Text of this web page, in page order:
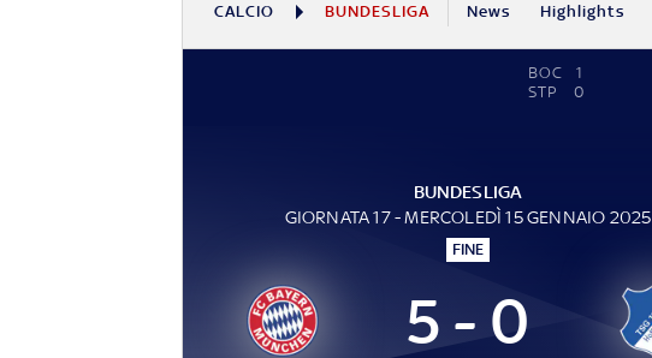
CALCIO BUNDESLIGA News Highlights
BOC
1
STP
0
BUNDESLIGA
GIORNATA 17 - MERCOLEDÌ 15 GENNAIO 2025
FINE
5 - 0